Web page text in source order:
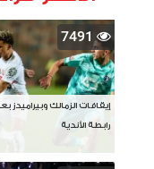
7491
إيقافات الزمالك وبيراميدز
رابطة الأندية